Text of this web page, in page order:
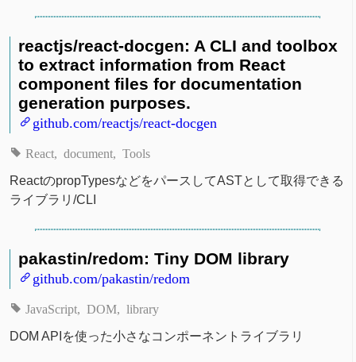
reactjs/react-docgen: A CLI and toolbox
to extract information from React
component files for documentation
generation purposes.
github.com/reactjs/react-docgen
React document Tools
ReactのpropTypesなどをパースしてASTとして取得できる
ライブラリ/CLI
pakastin/redom: Tiny DOM library
github.com/pakastin/redom
JavaScript DOM library
DOM APIを使った小さなコンポーネントライブラリ